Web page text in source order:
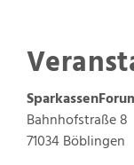
Bahnhofstraße 8
71034Böblingen